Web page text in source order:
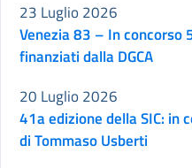
Venezia 83 – In
finanziati dalla DGCA
23 Luglio 2026
41a edizione della SIC: in
di Tommaso Usberti
20 Luglio 2026